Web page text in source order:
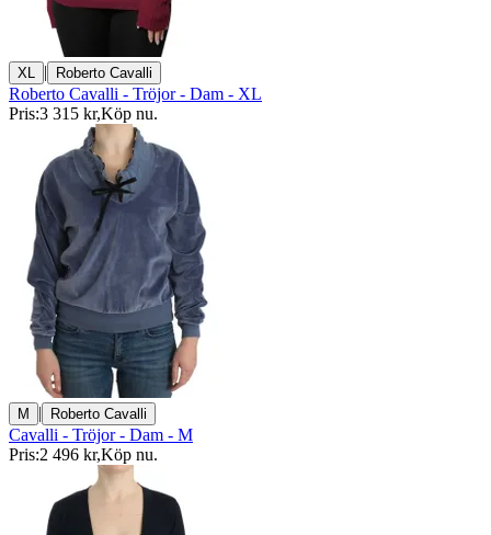
XL | Roberto Cavalli
Roberto Cavalli - Tröjor - Dam - XL
Pris:3 315 kr,Köp nu.
M | Roberto Cavalli
Cavalli - Tröjor - Dam - M
Pris:2 496 kr,Köp nu.